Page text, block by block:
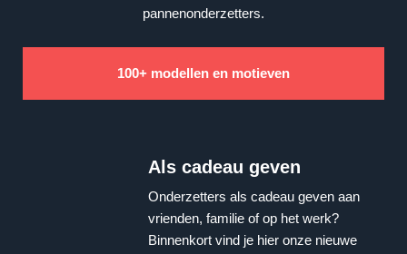
pannenonderzetters.
100+ modellen en motieven
Als cadeau geven
Onderzetters als cadeau geven aan
vrienden, familie of op het werk?
Binnenkort vind je hier onze nieuwe